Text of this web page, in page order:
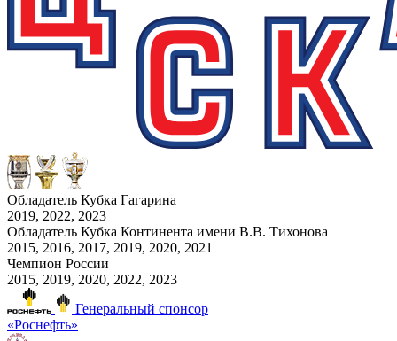
Обладатель Кубка Гагарина
2019, 2022, 2023
Обладатель Кубка Континента имени В.В. Тихонова
2015, 2016, 2017, 2019, 2020, 2021
Чемпион России
2015, 2019, 2020, 2022, 2023
Генеральный спонсор
«Роснефть»